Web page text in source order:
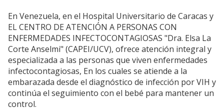
En Venezuela, en el Hospital Universitario de Caracas y
EL CENTRO DE ATENCIÓN A PERSONAS CON
ENFERMEDADES INFECTOCONTAGIOSAS "Dra. Elsa La
Corte Anselmi" (CAPEI/UCV), ofrece atención integral y
especializada a las personas que viven enfermedades
infectocontagiosas, En los cuales se atiende a la
embarazada desde el diagnóstico de infección por VIH y
continúa el seguimiento con el bebé para mantener un
control.